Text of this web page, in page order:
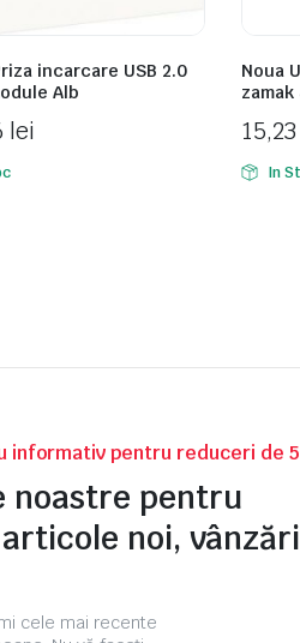
incarcare USB 2.0
Alb
lei
Noua
zamak
15,23
In
informativ pentru reduceri de
noastre pentru
noi,
cele mai recente